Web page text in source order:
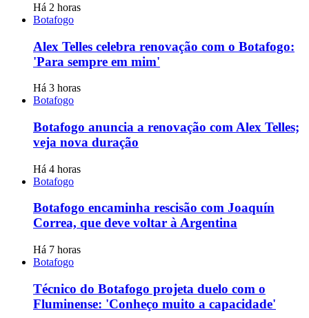
Há 2 horas
Botafogo
Alex Telles celebra renovação com o Botafogo:
'Para sempre em mim'
Há 3 horas
Botafogo
Botafogo anuncia a renovação com Alex Telles;
veja nova duração
Há 4 horas
Botafogo
Botafogo encaminha rescisão com Joaquín
Correa, que deve voltar à Argentina
Há 7 horas
Botafogo
Técnico do Botafogo projeta duelo com o
Fluminense: 'Conheço muito a capacidade'